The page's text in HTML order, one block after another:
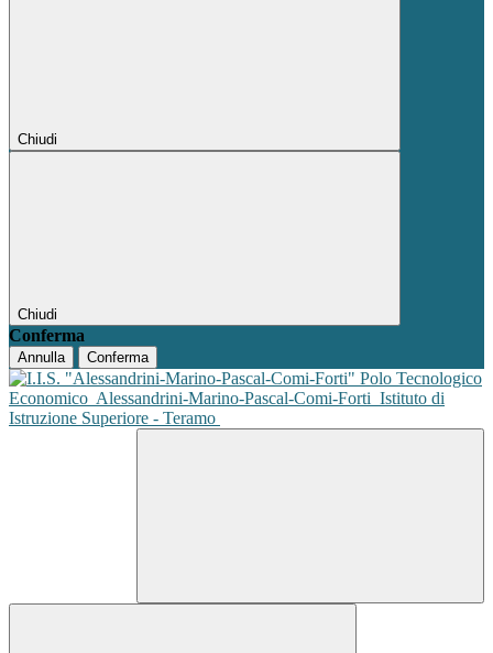
Chiudi
Chiudi
Conferma
Annulla Conferma
Polo Tecnologico
Economico Alessandrini-Marino-Pascal-Comi-Forti Istituto di
Istruzione Superiore - Teramo